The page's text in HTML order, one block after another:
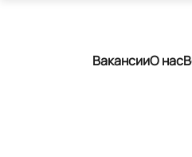
ВакансииО нас